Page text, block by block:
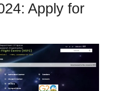
Apply for